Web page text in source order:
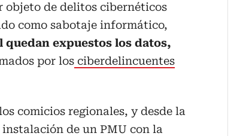
objeto de delitos cibernéticos
como sabotaje informático,
expuestos los datos,
por los ciberdelincuentes
comicios regionales, y desde la
de un PMU con la